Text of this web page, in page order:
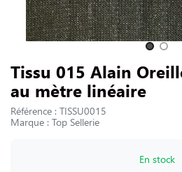
Tissu 015 Alain
au mètre linéaire
Référence : TISSU0015
Marque : Top Sellerie
En stock